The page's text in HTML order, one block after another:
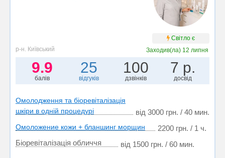
Світло є
р-н. Київський
Заходив(ла) 12 липня
9.9
балів
25
відгуків
100
дзвінків
7 р.
досвід
Омолодження та біоревіталізація
шкіри в одній процедурі
від 3000 грн. / 40 мин.
Омоложение кожи + бланшинг морщин
2200 грн. / 1 ч.
Біоревіталізація обличчя
від 1500 грн. / 60 мин.